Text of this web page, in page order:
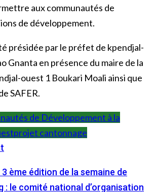
aux communautés de
de développement.
présidée par le préfet de kpendjal-
Gnanta en présence du maire de la
ouest 1 Boukari Moali ainsi que
SAFER.
de Développement à la
projet cantonnage
ème édition de la semaine de
: le comité national d’organisation